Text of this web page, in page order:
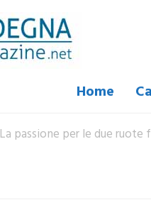
Home
La passione per le due ruote